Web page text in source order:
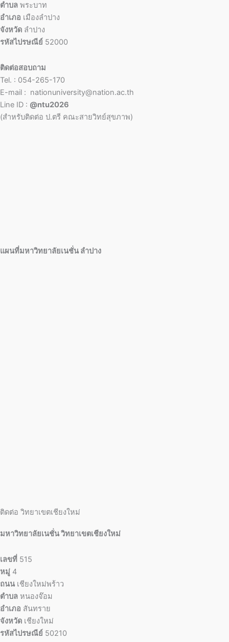
ตำบล พระบาท
อำเภอ เมืองลำปาง
จังหวัด ลำปาง
รหัสไปรษณีย์ 52000
ติดต่อสอบถาม
Tel. : 054-265-170
E-mail : nationuniversity@nation.ac.th
Line ID : @ntu2026
(สำหรับติดต่อ ป.ตรี คณะสายวิทย์สุขภาพ)
แผนที่มหาวิทยาลัยเนชั่น ลำปาง
ติดต่อ วิทยาเขตเชียงใหม่
มหาวิทยาลัยเนชั่น วิทยาเขตเชียงใหม่
เลขที่ 515
หมู่ 4
ถนน เชียงใหม่พร้าว
ตำบล หนองจ๊อม
อำเภอ สันทราย
จังหวัด เชียงใหม่
รหัสไปรษณีย์ 50210